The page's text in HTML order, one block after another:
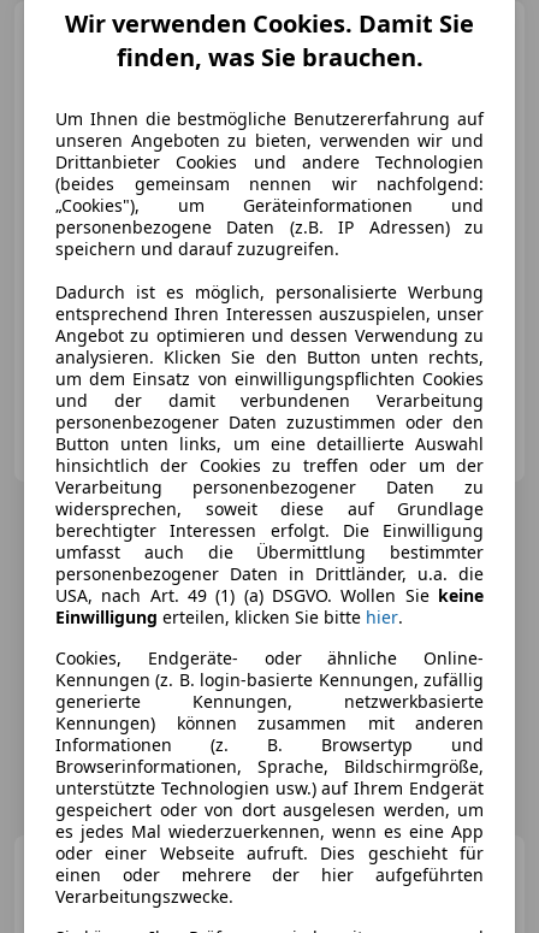
Porsche Panamera 4 S E-
Hybrid PHEV Sport Turismo Aut.
€ 79 990
11/2020 77 400 km
Elektro/Benzin
412 kW (560 PS)
BP-Automobile GmbH
AT-2640 Enzenreith
Porsche Macan4
Wir verwenden Cookies. Damit Sie
finden, was Sie brauchen.
Um Ihnen die bestmögliche Benutzererfahrung auf
unseren Angeboten zu bieten, verwenden wir und
Drittanbieter Cookies und andere Technologien
(beides gemeinsam nennen wir nachfolgend:
„Cookies"), um Geräteinformationen und
personenbezogene Daten (z.B. IP Adressen) zu
speichern und darauf zuzugreifen.
Dadurch ist es möglich, personalisierte Werbung
entsprechend Ihren Interessen auszuspielen, unser
Angebot zu optimieren und dessen Verwendung zu
analysieren. Klicken Sie den Button unten rechts,
um dem Einsatz von einwilligungspflichten Cookies
und der damit verbundenen Verarbeitung
personenbezogener Daten zuzustimmen oder den
Button unten links, um eine detaillierte Auswahl
hinsichtlich der Cookies zu treffen oder um der
Verarbeitung personenbezogener Daten zu
widersprechen, soweit diese auf Grundlage
berechtigter Interessen erfolgt. Die Einwilligung
umfasst auch die Übermittlung bestimmter
personenbezogener Daten in Drittländer, u.a. die
USA, nach Art. 49 (1) (a) DSGVO. Wollen Sie keine
Einwilligung erteilen, klicken Sie bitte hier.
Cookies, Endgeräte- oder ähnliche Online-
Kennungen (z. B. login-basierte Kennungen, zufällig
generierte Kennungen, netzwerkbasierte
Kennungen) können zusammen mit anderen
Informationen (z. B. Browsertyp und
Browserinformationen, Sprache, Bildschirmgröße,
unterstützte Technologien usw.) auf Ihrem Endgerät
gespeichert oder von dort ausgelesen werden, um
es jedes Mal wiederzuerkennen, wenn es eine App
oder einer Webseite aufruft. Dies geschieht für
einen oder mehrere der hier aufgeführten
Verarbeitungszwecke.